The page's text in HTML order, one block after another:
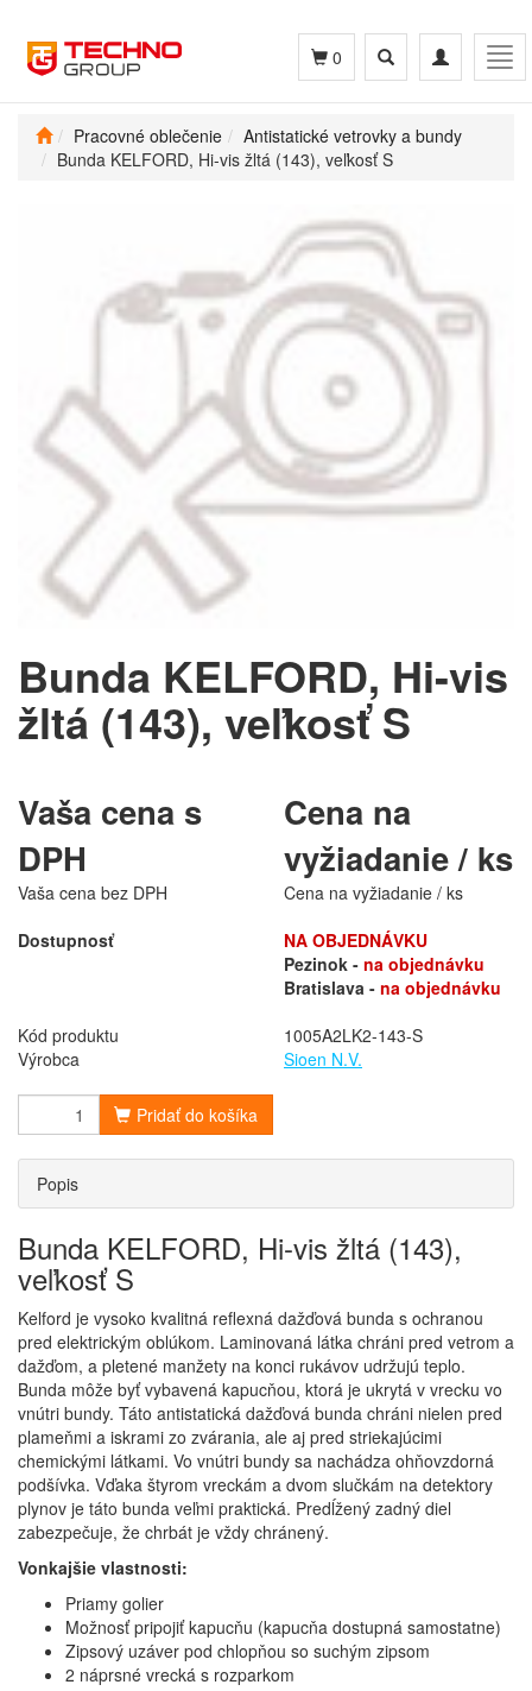
Toggle
navigation
Toggle
search
0
Pracovné oblečenie
Antistatické vetrovky a bundy
Bunda KELFORD, Hi-vis žltá (143), veľkosť S
Bunda KELFORD, Hi-vis
žltá (143), veľkosť S
Vaša cena s
DPH
Cena na
vyžiadanie / ks
Vaša cena bez DPH
Cena na vyžiadanie / ks
Dostupnosť
NA OBJEDNÁVKU
Pezinok - na objednávku
Bratislava - na objednávku
Kód produktu
1005A2LK2-143-S
Výrobca
Sioen N.V.
Pridať do košíka
Popis
Bunda KELFORD, Hi-vis žltá (143),
veľkosť S
Kelford je vysoko kvalitná reflexná dažďová bunda s ochranou
pred elektrickým oblúkom. Laminovaná látka chráni pred vetrom a
dažďom, a pletené manžety na konci rukávov udržujú teplo.
Bunda môže byť vybavená kapucňou, ktorá je ukrytá v vrecku vo
vnútri bundy. Táto antistatická dažďová bunda chráni nielen pred
plameňmi a iskrami zo zvárania, ale aj pred striekajúcimi
chemickými látkami. Vo vnútri bundy sa nachádza ohňovzdorná
podšívka. Vďaka štyrom vreckám a dvom slučkám na detektory
plynov je táto bunda veľmi praktická. Predĺžený zadný diel
zabezpečuje, že chrbát je vždy chránený.
Vonkajšie vlastnosti:
Priamy golier
Možnosť pripojiť kapucňu (kapucňa dostupná samostatne)
Zipsový uzáver pod chlopňou so suchým zipsom
2 náprsné vrecká s rozparkom